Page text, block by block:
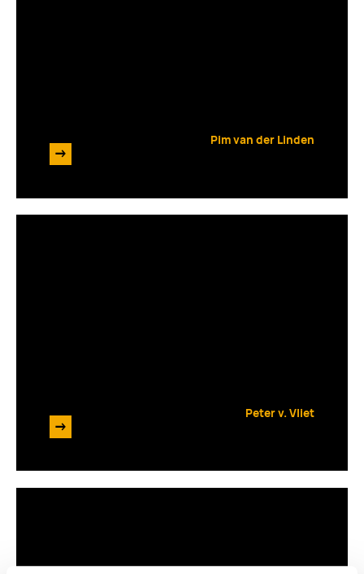
->
Pim van der Linden
->
Peter v. Vliet